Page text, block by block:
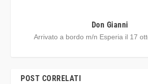
Don Gianni
Arrivato a bordo m/n Esperia il 17
POST CORRELATI